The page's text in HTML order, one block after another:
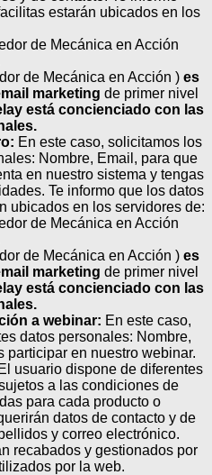
estarán ubicados en los
de Mecánica en Acción
de Mecánica en Acción ) es
marketing de primer nivel
está concienciado con las
En este caso, solicitamos los
Nombre, Email, para que
en nuestro sistema y tengas
Te informo que los datos
ubicados en los servidores de:
de Mecánica en Acción
de Mecánica en Acción ) es
marketing de primer nivel
está concienciado con las
a webinar: En este caso,
datos personales: Nombre,
participar en nuestro webinar.
El usuario dispone de diferentes
a las condiciones de
para cada producto o
datos de contacto y de
y correo electrónico.
recabados y gestionados por
por la web.